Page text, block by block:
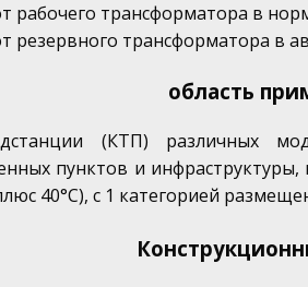
рабочего трансформатора в
резервного трансформатора в
область
(КТП) различных
пунктов и
40°С), с 1 категорией